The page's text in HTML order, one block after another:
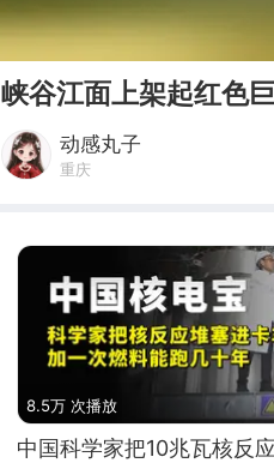
00:00
峡谷江面上架起红色
动感丸子
重庆
8.5万 次播放
中国科学家把10兆瓦核反